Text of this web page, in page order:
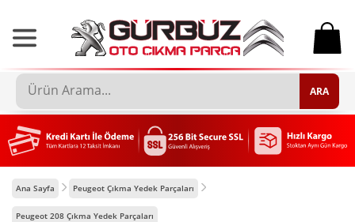
0
ARA
Ana Sayfa Peugeot Çıkma Yedek Parçaları
Peugeot 208 Çıkma Yedek Parçaları